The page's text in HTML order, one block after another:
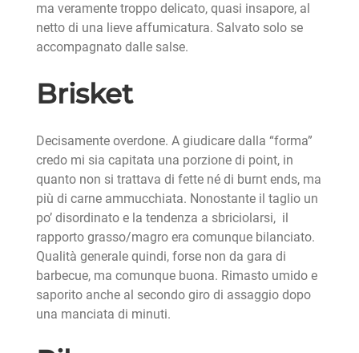
ma veramente troppo delicato, quasi insapore, al
netto di una lieve affumicatura. Salvato solo se
accompagnato dalle salse.
Brisket
Decisamente overdone. A giudicare dalla “forma”
credo mi sia capitata una porzione di point, in
quanto non si trattava di fette né di burnt ends, ma
più di carne ammucchiata. Nonostante il taglio un
po’ disordinato e la tendenza a sbriciolarsi, il
rapporto grasso/magro era comunque bilanciato.
Qualità generale quindi, forse non da gara di
barbecue, ma comunque buona. Rimasto umido e
saporito anche al secondo giro di assaggio dopo
una manciata di minuti.